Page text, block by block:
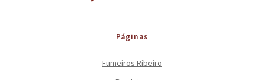
Páginas
Fumeiros Ribeiro